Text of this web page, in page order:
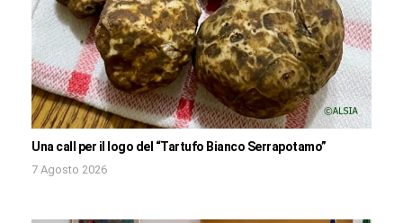
Una call per il logo del “Tartufo Bianco Serrapotamo”
7 Agosto 2026